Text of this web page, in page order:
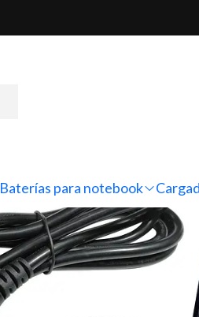
Baterías para notebook